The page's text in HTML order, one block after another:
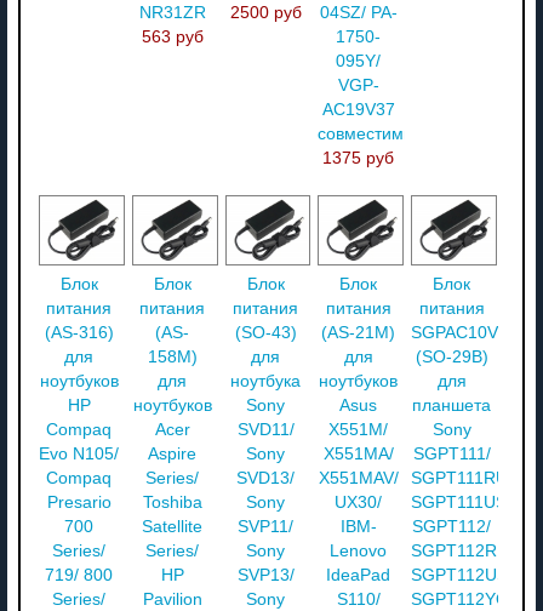
NR31ZR
563 руб
2500 руб
04SZ/ PA-
1750-
095Y/
VGP-
AC19V37
совместимый
1375 руб
Блок
питания
(AS-316)
для
ноутбуков
HP
Compaq
Evo N105/
Compaq
Presario
700
Series/
719/ 800
Series/
Блок
питания
(AS-
158M)
для
ноутбуков
Acer
Aspire
Series/
Toshiba
Satellite
Series/
HP
Pavilion
Блок
питания
(SO-43)
для
ноутбука
Sony
SVD11/
Sony
SVD13/
Sony
SVP11/
Sony
SVP13/
Sony
Блок
питания
(AS-21M)
для
ноутбуков
Asus
X551M/
X551MA/
X551MAV/
UX30/
IBM-
Lenovo
IdeaPad
S110/
Блок
питания
SGPAC10V2
(SO-29B)
для
планшета
Sony
SGPT111/
SGPT111RU/
SGPT111US/
SGPT112/
SGPT112RU/
SGPT112US/
SGPT112YOTA/